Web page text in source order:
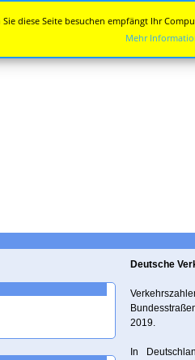
Deutsche
2019.
In
Sie diese Seite besuchen empfängt Ihr
Mehr